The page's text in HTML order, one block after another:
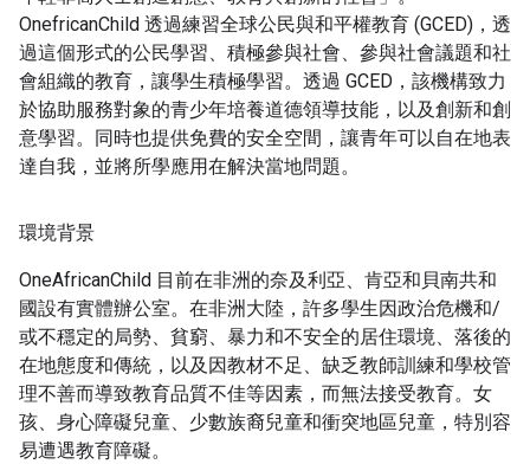
OnefricanChild 透過練習全球公民與和平權教育 (GCED)，透
過這個形式的公民學習、積極參與社會、參與社會議題和社
會組織的教育，讓學生積極學習。透過 GCED，該機構致力
於協助服務對象的青少年培養道德領導技能，以及創新和創
意學習。同時也提供免費的安全空間，讓青年可以自在地表
達自我，並將所學應用在解決當地問題。
環境背景
OneAfricanChild 目前在非洲的奈及利亞、肯亞和貝南共和
國設有實體辦公室。在非洲大陸，許多學生因政治危機和/
或不穩定的局勢、貧窮、暴力和不安全的居住環境、落後的
在地態度和傳統，以及因教材不足、缺乏教師訓練和學校管
理不善而導致教育品質不佳等因素，而無法接受教育。女
孩、身心障礙兒童、少數族裔兒童和衝突地區兒童，特別容
易遭遇教育障礙。